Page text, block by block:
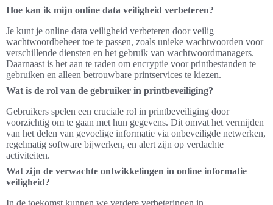
Hoe kan ik mijn online data veiligheid verbeteren?
Je kunt je online data veiligheid verbeteren door veilig
wachtwoordbeheer toe te passen, zoals unieke wachtwoorden voor
verschillende diensten en het gebruik van wachtwoordmanagers.
Daarnaast is het aan te raden om encryptie voor printbestanden te
gebruiken en alleen betrouwbare printservices te kiezen.
Wat is de rol van de gebruiker in printbeveiliging?
Gebruikers spelen een cruciale rol in printbeveiliging door
voorzichtig om te gaan met hun gegevens. Dit omvat het vermijden
van het delen van gevoelige informatie via onbeveiligde netwerken,
regelmatig software bijwerken, en alert zijn op verdachte
activiteiten.
Wat zijn de verwachte ontwikkelingen in online informatie
veiligheid?
In de toekomst kunnen we verdere verbeteringen in